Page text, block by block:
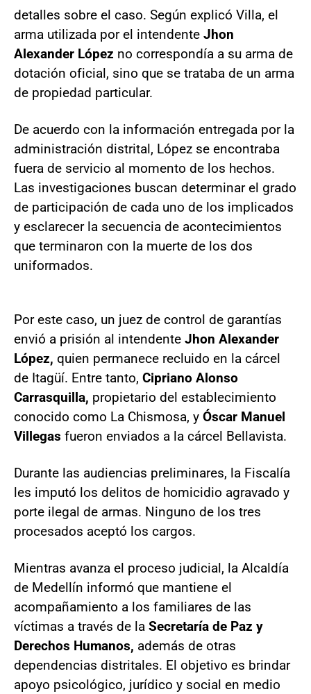
detalles sobre el caso. Según explicó Villa, el
arma utilizada por el intendente Jhon
Alexander López no correspondía a su arma de
dotación oficial, sino que se trataba de un arma
de propiedad particular.
De acuerdo con la información entregada por la
administración distrital, López se encontraba
fuera de servicio al momento de los hechos.
Las investigaciones buscan determinar el grado
de participación de cada uno de los implicados
y esclarecer la secuencia de acontecimientos
que terminaron con la muerte de los dos
uniformados.
Por este caso, un juez de control de garantías
envió a prisión al intendente Jhon Alexander
López, quien permanece recluido en la cárcel
de Itagüí. Entre tanto, Cipriano Alonso
Carrasquilla, propietario del establecimiento
conocido como La Chismosa, y Óscar Manuel
Villegas fueron enviados a la cárcel Bellavista.
Durante las audiencias preliminares, la Fiscalía
les imputó los delitos de homicidio agravado y
porte ilegal de armas. Ninguno de los tres
procesados aceptó los cargos.
Mientras avanza el proceso judicial, la Alcaldía
de Medellín informó que mantiene el
acompañamiento a los familiares de las
víctimas a través de la Secretaría de Paz y
Derechos Humanos, además de otras
dependencias distritales. El objetivo es brindar
apoyo psicológico, jurídico y social en medio